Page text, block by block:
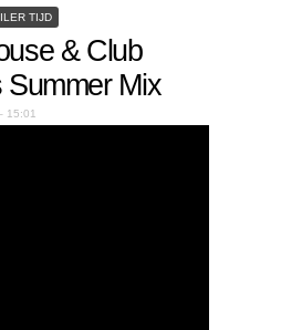
TIJD
& Club
Summer Mix
15:01